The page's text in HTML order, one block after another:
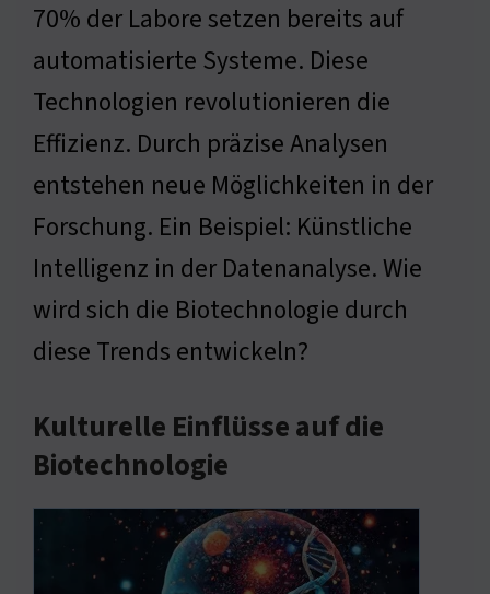
70% der Labore setzen bereits auf
automatisierte Systeme. Diese
Technologien revolutionieren die
Effizienz. Durch präzise Analysen
entstehen neue Möglichkeiten in der
Forschung. Ein Beispiel: Künstliche
Intelligenz in der Datenanalyse. Wie
wird sich die Biotechnologie durch
diese Trends entwickeln?
Kulturelle Einflüsse auf die
Biotechnologie